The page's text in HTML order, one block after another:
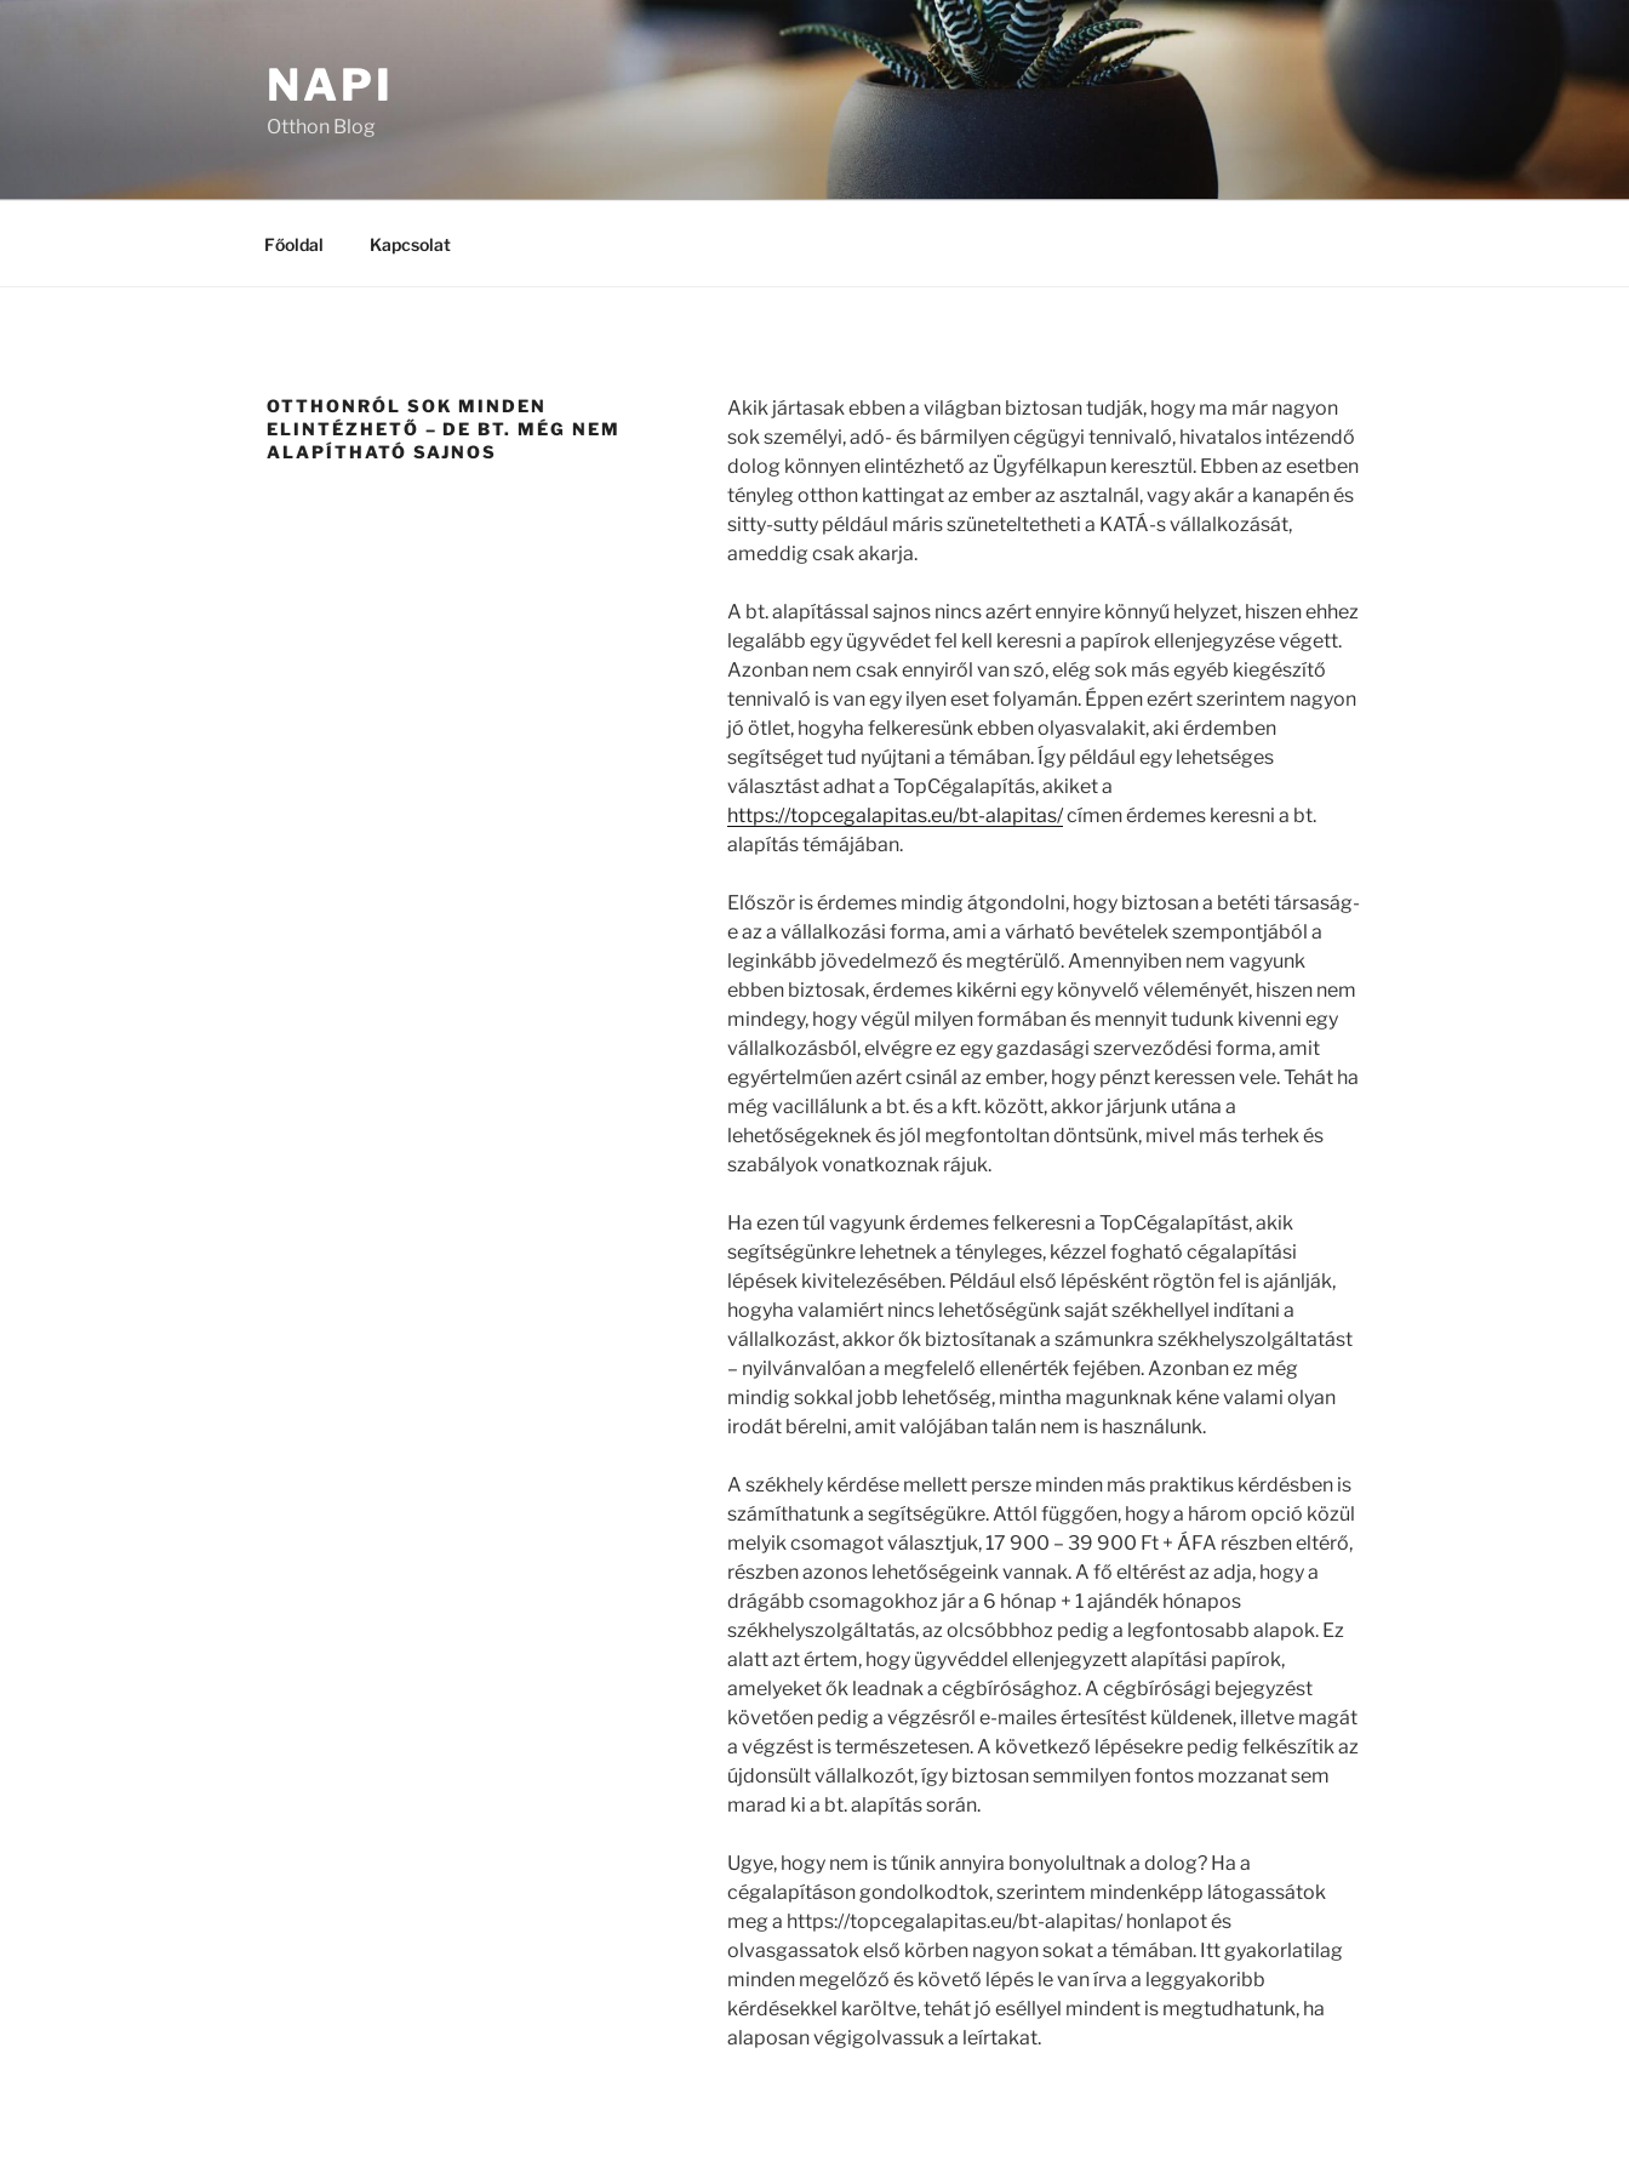
NAPI
Otthon Blog
Főoldal Kapcsolat
OTTHONRÓL SOK MINDEN
ELINTÉZHETŐ – DE BT. MÉG NEM
ALAPÍTHATÓ SAJNOS
Akik jártasak ebben a világban biztosan tudják, hogy ma már nagyon
sok személyi, adó- és bármilyen cégügyi tennivaló, hivatalos intézendő
dolog könnyen elintézhető az Ügyfélkapun keresztül. Ebben az esetben
tényleg otthon kattingat az ember az asztalnál, vagy akár a kanapén és
sitty-sutty például máris szüneteltetheti a KATÁ-s vállalkozását,
ameddig csak akarja.
A bt. alapítással sajnos nincs azért ennyire könnyű helyzet, hiszen ehhez
legalább egy ügyvédet fel kell keresni a papírok ellenjegyzése végett.
Azonban nem csak ennyiről van szó, elég sok más egyéb kiegészítő
tennivaló is van egy ilyen eset folyamán. Éppen ezért szerintem nagyon
jó ötlet, hogyha felkeresünk ebben olyasvalakit, aki érdemben
segítséget tud nyújtani a témában. Így például egy lehetséges
választást adhat a TopCégalapítás, akiket a
https://topcegalapitas.eu/bt-alapitas/címen érdemes keresni a bt.
alapítás témájában.
Először is érdemes mindig átgondolni, hogy biztosan a betéti társaság-
e az a vállalkozási forma, ami a várható bevételek szempontjából a
leginkább jövedelmező és megtérülő. Amennyiben nem vagyunk
ebben biztosak, érdemes kikérni egy könyvelő véleményét, hiszen nem
mindegy, hogy végül milyen formában és mennyit tudunk kivenni egy
vállalkozásból, elvégre ez egy gazdasági szerveződési forma, amit
egyértelműen azért csinál az ember, hogy pénzt keressen vele. Tehát ha
még vacillálunk a bt. és a kft. között, akkor járjunk utána a
lehetőségeknek és jól megfontoltan döntsünk, mivel más terhek és
szabályok vonatkoznak rájuk.
Ha ezen túl vagyunk érdemes felkeresni a TopCégalapítást, akik
segítségünkre lehetnek a tényleges, kézzel fogható cégalapítási
lépések kivitelezésében. Például első lépésként rögtön fel is ajánlják,
hogyha valamiért nincs lehetőségünk saját székhellyel indítani a
vállalkozást, akkor ők biztosítanak a számunkra székhelyszolgáltatást
– nyilvánvalóan a megfelelő ellenérték fejében. Azonban ez még
mindig sokkal jobb lehetőség, mintha magunknak kéne valami olyan
irodát bérelni, amit valójában talán nem is használunk.
A székhely kérdése mellett persze minden más praktikus kérdésben is
számíthatunk a segítségükre. Attól függően, hogy a három opció közül
melyik csomagot választjuk, 17 900 – 39 900 Ft + ÁFA részben eltérő,
részben azonos lehetőségeink vannak. A fő eltérést az adja, hogy a
drágább csomagokhoz jár a 6 hónap + 1 ajándék hónapos
székhelyszolgáltatás, az olcsóbbhoz pedig a legfontosabb alapok. Ez
alatt azt értem, hogy ügyvéddel ellenjegyzett alapítási papírok,
amelyeket ők leadnak a cégbírósághoz. A cégbírósági bejegyzést
követően pedig a végzésről e-mailes értesítést küldenek, illetve magát
a végzést is természetesen. A következő lépésekre pedig felkészítik az
újdonsült vállalkozót, így biztosan semmilyen fontos mozzanat sem
marad ki a bt. alapítás során.
Ugye, hogy nem is tűnik annyira bonyolultnak a dolog? Ha a
cégalapításon gondolkodtok, szerintem mindenképp látogassátok
meg a https://topcegalapitas.eu/bt-alapitas/ honlapot és
olvasgassatok első körben nagyon sokat a témában. Itt gyakorlatilag
minden megelőző és követő lépés le van írva a leggyakoribb
kérdésekkel karöltve, tehát jó eséllyel mindent is megtudhatunk, ha
alaposan végigolvassuk a leírtakat.